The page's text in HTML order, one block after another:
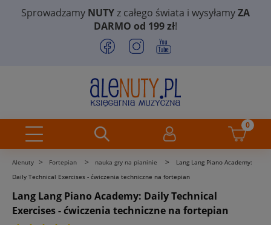
Sprowadzamy NUTYz całego świata i wysyłamyZA
DARMO od 199 zł!
Alenuty > Fortepian > nauka gry na pianinie >
Lang Lang Piano Academy:
Daily Technical Exercises - ćwiczenia techniczne na fortepian
Lang Lang Piano Academy: Daily Technical
Exercises - ćwiczenia techniczne na fortepian